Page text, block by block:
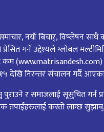
नयाँ बिचार्, विष्लेषन साथै
प्रेसित गर्ने उद्देश्यले ग्लोबल
कम (www.matrisandesh.com)
देखि निरन्तर संचालन गर्दै
पुराउने र समाजलाई सूसुचित गर्न
तपाईंहरुलाई कस्तो लाग्छ सुझाब्,